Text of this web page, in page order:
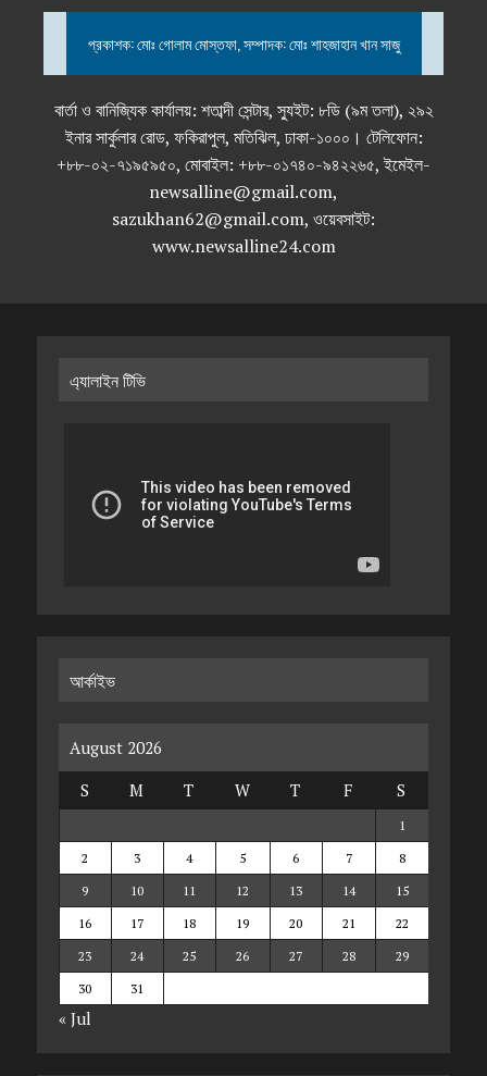
প্রকাশক: মোঃ গোলাম মোস্তফা, সম্পাদক: মোঃ শাহজাহান খান সাজু
বার্তা ও বানিজ্যিক কার্যালয়: শতাব্দী সেন্টার, স্যুইট: ৮ডি (৯ম তলা), ২৯২
ইনার সার্কুলার রোড, ফকিরাপুল, মতিঝিল, ঢাকা-১০০০। টেলিফোন:
+৮৮-০২-৭১৯৫৯৫০, মোবাইল: +৮৮-০১৭৪০-৯৪২২৬৫, ইমেইল-
newsalline@gmail.com,
sazukhan62@gmail.com, ওয়েবসাইট:
www.newsalline24.com
এ্যালাইন টিভি
আর্কাইভ
August 2026
S
M T W T F S
1
2
3 4 5 6 7
8
9
10 11 12 13 14
15
16
17 18 19 20 21
22
23
24 25 26 27 28
29
30
31
« Jul